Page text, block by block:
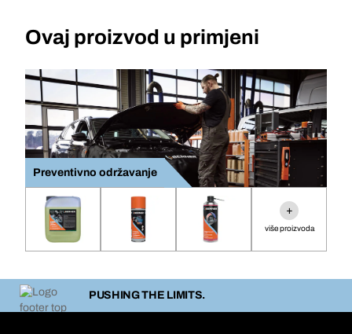
Ovaj proizvod u primjeni
Preventivno održavanje
+
više proizvoda
PUSHING THE LIMITS.